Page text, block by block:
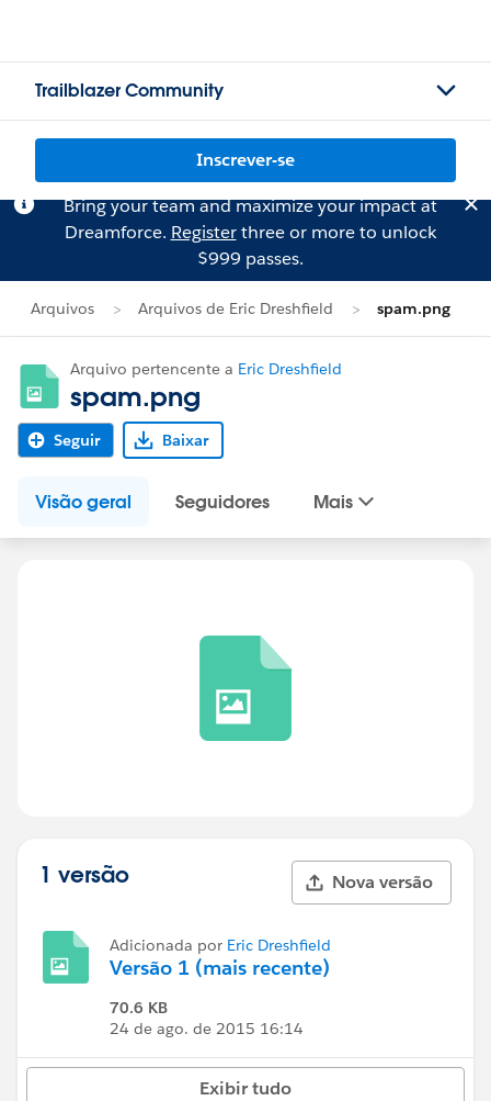
Trailblazer Community
Inscrever-se
Bring your team and maximize your impact at
Dreamforce. Registerthree or more to unlock
$999 passes.
Arquivos Arquivos de Eric Dreshfield spam.png
Arquivo pertencente a Eric Dreshfield
spam.png
Seguir Baixar
Visão geral Seguidores Mais
1 versão Nova versão
Adicionada por Eric Dreshfield
Versão 1 (mais recente)
70.6 KB
24 de ago. de 2015 16:14
Exibir tudo